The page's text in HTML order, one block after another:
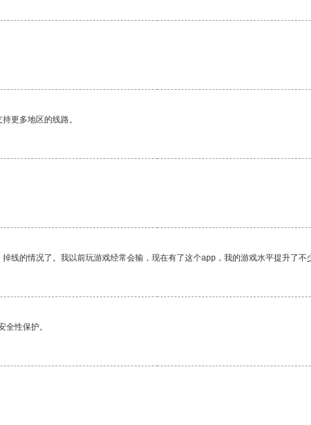
更多地区的线路。
线的情况了。我以前玩游戏经常会输，现在有了这个app，我的游戏水平提升了不
性保护。